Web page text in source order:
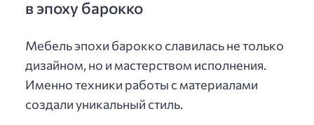
в эпоху барокко
Мебель эпохи барокко славилась не только
дизайном, но и мастерством исполнения.
Именно техники работы с материалами
создали уникальный стиль.